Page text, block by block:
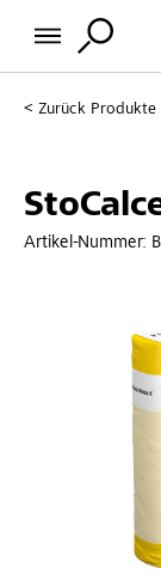
Zurück Produkte
Artikel-Nummer: